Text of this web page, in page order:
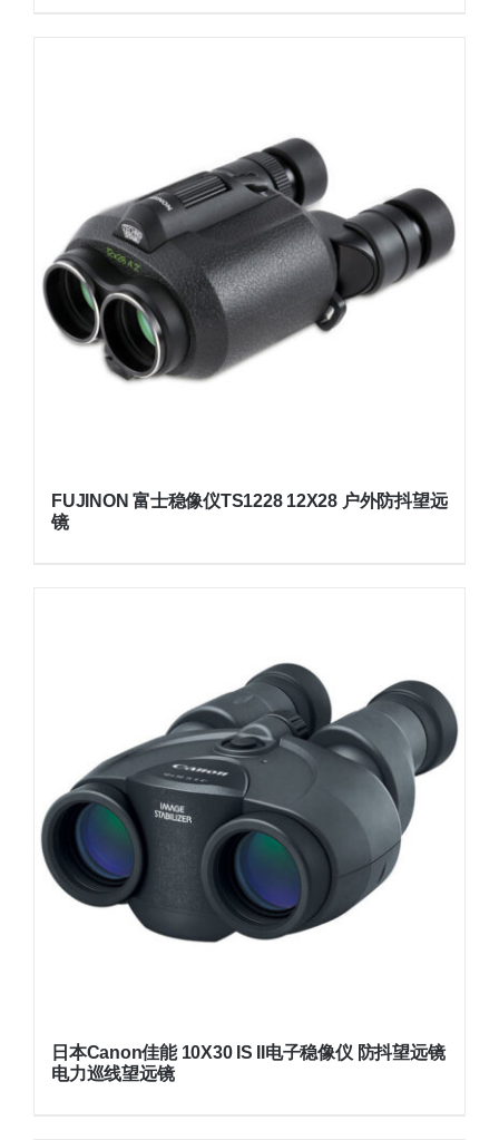
FUJINON 富士稳像仪TS1228 12X28 户外防抖望远
镜
日本Canon佳能 10X30 IS II电子稳像仪 防抖望远镜
电力巡线望远镜